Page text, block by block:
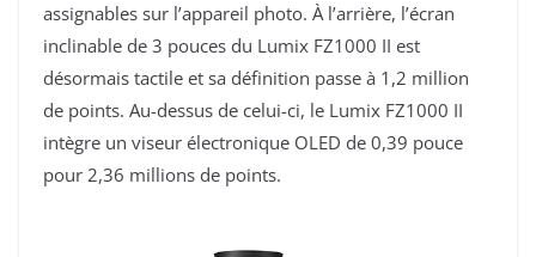
assignables sur l’appareil photo. À l’arrière, l’écran
inclinable de 3 pouces du Lumix FZ1000 II est
désormais tactile et sa définition passe à 1,2 million
de points. Au-dessus de celui-ci, le Lumix FZ1000 II
intègre un viseur électronique OLED de 0,39 pouce
pour 2,36 millions de points.